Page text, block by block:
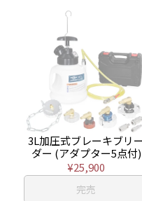
3L加圧式ブレーキブリー
ダー (アダプター5点付)
¥25,900
完売